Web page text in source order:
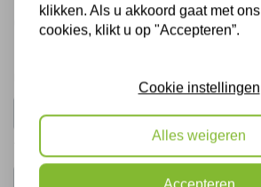
Gratis, vrijblijvend advies
Telefoonnummer:
klikken. Als u akkoord gaat met
cookies, klikt u op "Accepteren”.
Cookie instellingen
Alles weigeren